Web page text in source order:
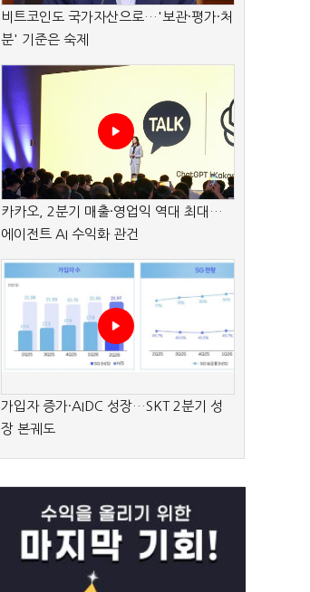
비트코인도 국가자산으로…'보관·평가·처
분' 기준은 숙제
카카오, 2분기 매출·영업익 역대 최대…
에이전트 AI 수익화 관건
가입자 증가·AIDC 성장…SKT 2분기 성
장 본궤도